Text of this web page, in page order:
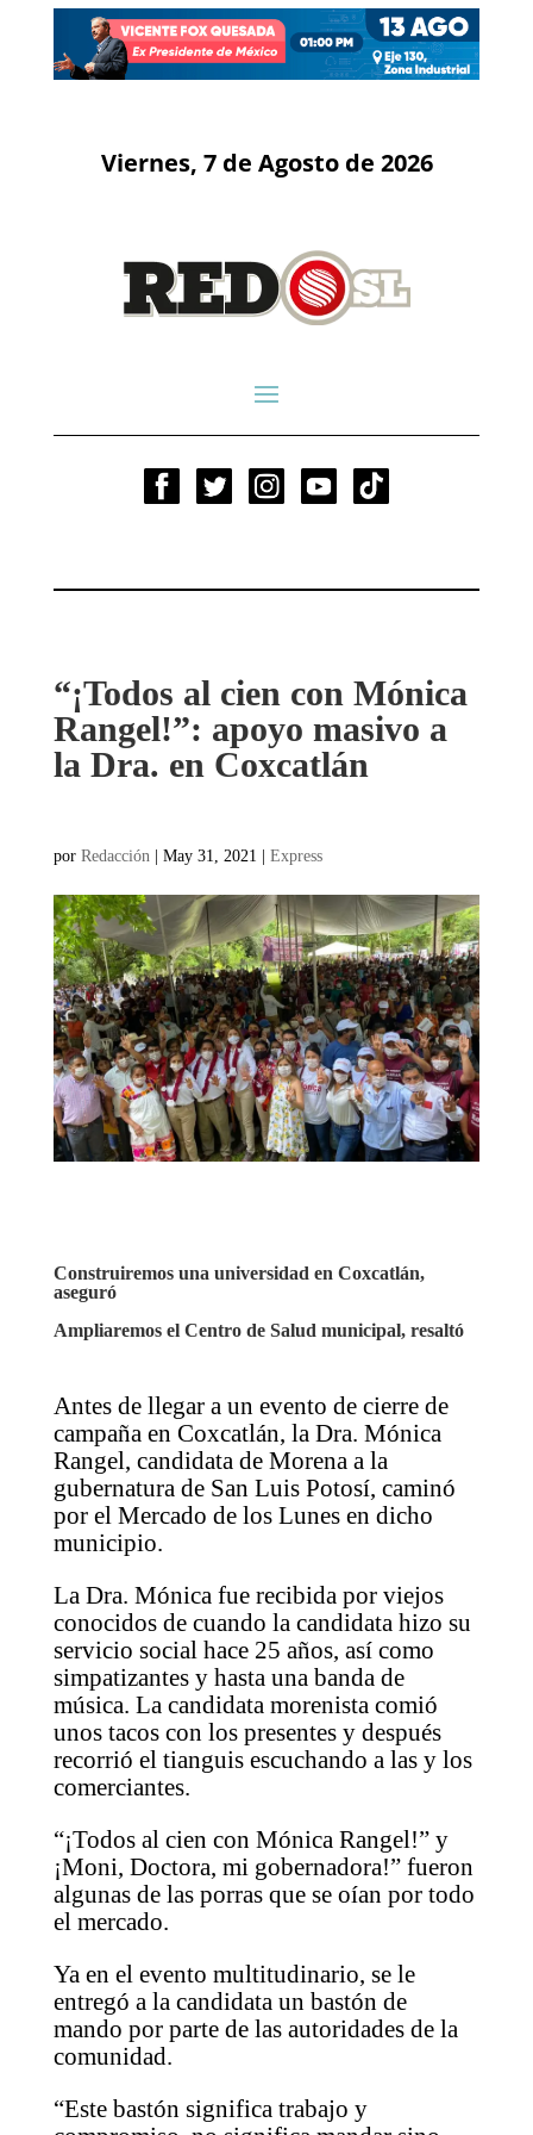
Viernes, 7 de Agosto de 2026
“¡Todos al cien con Mónica
Rangel!”: apoyo masivo a
la Dra. en Coxcatlán
por Redacción | May 31, 2021 | Express
Construiremos una universidad en Coxcatlán,
aseguró
Ampliaremos el Centro de Salud municipal, resaltó
Antes de llegar a un evento de cierre de
campaña en Coxcatlán, la Dra. Mónica
Rangel, candidata de Morena a la
gubernatura de San Luis Potosí, caminó
por el Mercado de los Lunes en dicho
municipio.
La Dra. Mónica fue recibida por viejos
conocidos de cuando la candidata hizo su
servicio social hace 25 años, así como
simpatizantes y hasta una banda de
música. La candidata morenista comió
unos tacos con los presentes y después
recorrió el tianguis escuchando a las y los
comerciantes.
“¡Todos al cien con Mónica Rangel!” y
¡Moni, Doctora, mi gobernadora!” fueron
algunas de las porras que se oían por todo
el mercado.
Ya en el evento multitudinario, se le
entregó a la candidata un bastón de
mando por parte de las autoridades de la
comunidad.
“Este bastón significa trabajo y